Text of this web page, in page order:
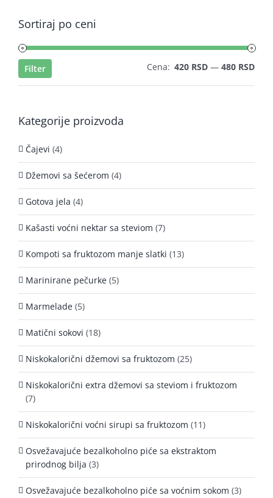
Sortiraj po ceni
Filter Cena: 420 RSD — 480 RSD
Kategorije proizvoda
Čajevi (4)
Džemovi sa šećerom (4)
Gotova jela (4)
Kašasti voćni nektar sa steviom (7)
Kompoti sa fruktozom manje slatki (13)
Marinirane pečurke (5)
Marmelade (5)
Matični sokovi (18)
Niskokalorični džemovi sa fruktozom (25)
Niskokalorični extra džemovi sa steviom i fruktozom
(7)
Niskokalorični voćni sirupi sa fruktozom (11)
Osvežavajuće bezalkoholno piće sa ekstraktom
prirodnog bilja (3)
Osvežavajuće bezalkoholno piće sa voćnim sokom (3)